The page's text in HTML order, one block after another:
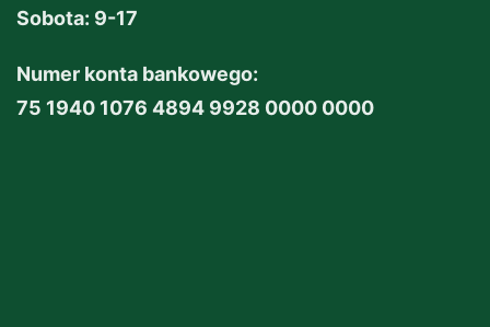
Sobota: 9-17
Numer konta bankowego:
75 1940 1076 4894 9928 0000 0000